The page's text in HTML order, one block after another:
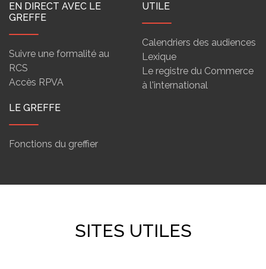
EN DIRECT AVEC LE
GREFFE
Suivre une formalité au
RCS
Accès RPVA
UTILE
Calendriers des audiences
Lexique
Le registre du Commerce
à l'international
LE GREFFE
Fonctions du greffier
SITES UTILES